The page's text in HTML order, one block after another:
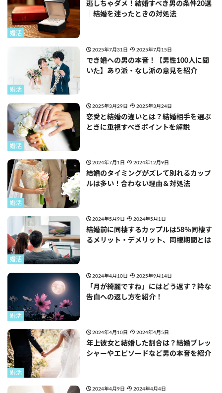
婚活
逃しちゃダメ！結婚すべき男の条件20選
｜結婚を迷ったときの対処法
婚活
2025年7月31日 2025年7月15日
でき婚への男の本音！【男性100人に聞
いた】あり派・なし派の意見を紹介
婚活
2025年3月29日 2025年3月24日
恋愛と結婚の違いとは？結婚相手を選ぶ
ときに重視すべきポイントを解説
婚活
2024年7月1日 2024年12月9日
結婚のタイミングがズレて別れるカップ
ルは多い！合わない理由＆対処法
婚活
2024年5月9日 2024年5月1日
結婚前に同棲するカップルは58％同棲す
るメリット・デメリット、同棲期間とは
婚活
2024年4月10日 2025年9月14日
「月が綺麗ですね」にはどう返す？粋な
告白への返し方を紹介！
婚活
2024年4月10日 2024年4月5日
年上彼女と結婚した割合は？結婚プレッ
シャーやエピソードなど男の本音を紹介
2024年4月9日 2024年4月4日